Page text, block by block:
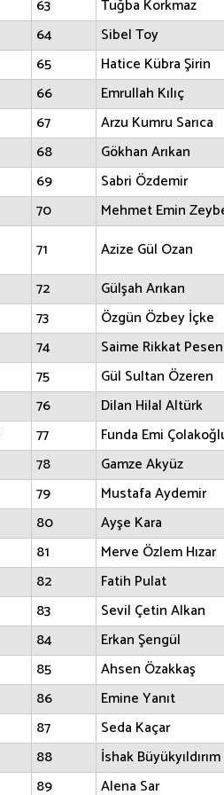
63
Tuğba Korkmaz
64
Sibel Toy
65
Hatice Kübra Şirin
66
Emrullah Kılıç
67
Arzu Kumru Sarıca
68
Gökhan Arıkan
69
Sabri Özdemir
70
Mehmet Emin
71
Azize Gül Ozan
72
Gülşah Arıkan
73
Özgün Özbey İçke
74
Saime Rikkat Pesen
75
Gül Sultan Özeren
76
Dilan Hilal Altürk
77
Funda Emi
78
Gamze Akyüz
79
Mustafa Aydemir
80
Ayşe Kara
81
Merve Özlem Hızar
82
Fatih Pulat
83
Sevil Çetin Alkan
84
Erkan Şengül
85
Ahsen Özakkaş
86
Emine Yanıt
87
Seda Kaçar
88
İshak Büyükyıldırım
89 Alena Sar